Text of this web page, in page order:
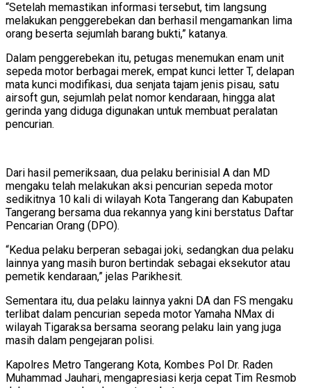
“Setelah memastikan informasi tersebut, tim langsung
melakukan penggerebekan dan berhasil mengamankan lima
orang beserta sejumlah barang bukti,” katanya.
Dalam penggerebekan itu, petugas menemukan enam unit
sepeda motor berbagai merek, empat kunci letter T, delapan
mata kunci modifikasi, dua senjata tajam jenis pisau, satu
airsoft gun, sejumlah pelat nomor kendaraan, hingga alat
gerinda yang diduga digunakan untuk membuat peralatan
pencurian.
Dari hasil pemeriksaan, dua pelaku berinisial A dan MD
mengaku telah melakukan aksi pencurian sepeda motor
sedikitnya 10 kali di wilayah Kota Tangerang dan Kabupaten
Tangerang bersama dua rekannya yang kini berstatus Daftar
Pencarian Orang (DPO).
“Kedua pelaku berperan sebagai joki, sedangkan dua pelaku
lainnya yang masih buron bertindak sebagai eksekutor atau
pemetik kendaraan,” jelas Parikhesit.
Sementara itu, dua pelaku lainnya yakni DA dan FS mengaku
terlibat dalam pencurian sepeda motor Yamaha NMax di
wilayah Tigaraksa bersama seorang pelaku lain yang juga
masih dalam pengejaran polisi.
Kapolres Metro Tangerang Kota, Kombes Pol Dr. Raden
Muhammad Jauhari, mengapresiasi kerja cepat Tim Resmob